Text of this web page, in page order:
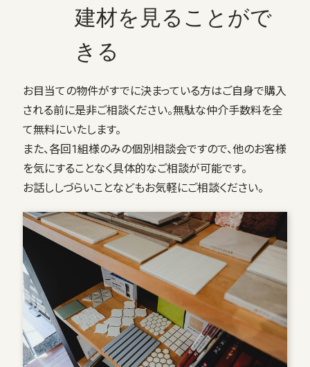
建材を見ることがで
きる
お目当ての物件がすでに決まっている方はご自身で購入
される前に是非ご相談ください。無駄な仲介手数料を全
て無料にいたします。
また、各回1組様のみの個別相談会ですので、他のお客様
を気にすることなく具体的なご相談が可能です。
お話ししづらいことなどもお気軽にご相談ください。